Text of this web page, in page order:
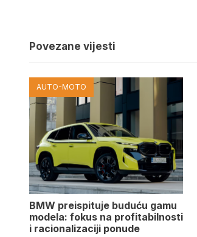
Povezane vijesti
AUTO-MOTO
BMW preispituje buduću gamu
modela: fokus na profitabilnosti
i racionalizaciji ponude